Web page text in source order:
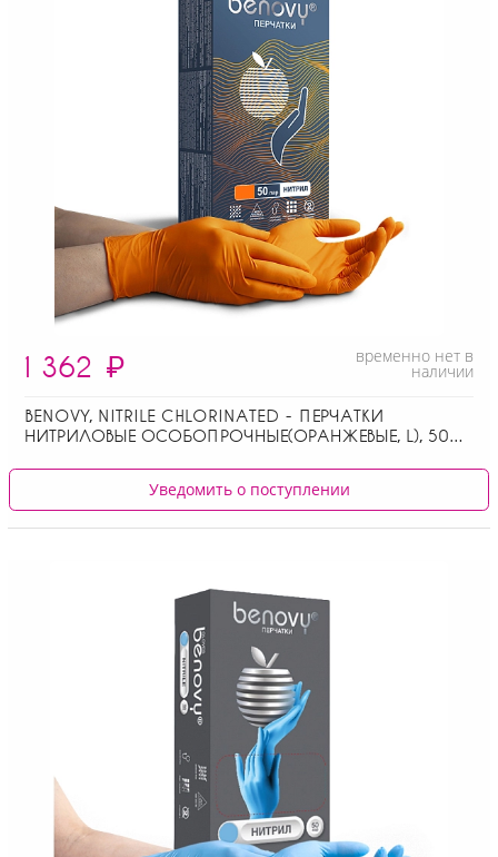
1 362 ₽ временно нет в
наличии
BENOVY, NITRILE CHLORINATED - ПЕРЧАТКИ
НИТРИЛОВЫЕ ОСОБОПРОЧНЫЕ(ОРАНЖЕВЫЕ, L), 50
Уведомить о поступлении